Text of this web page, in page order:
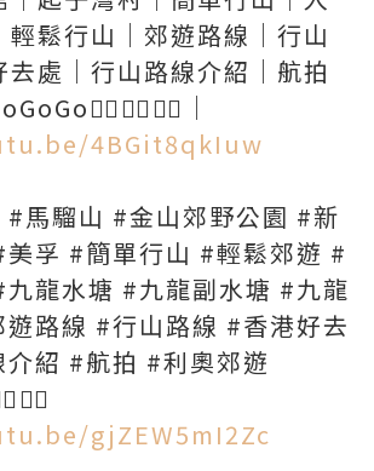
輕鬆行山｜郊遊路線｜行山
去處｜行山路線介紹｜航拍
4BGit8qkIuw
馬騮山 #金山郊野公園 #新
孚 #簡單行山 #輕鬆郊遊 #
龍水塘 #九龍副水塘 #九龍
路線 #行山路線 #香港好去
紹 #航拍 #利奧郊遊
gjZEW5mI2Zc